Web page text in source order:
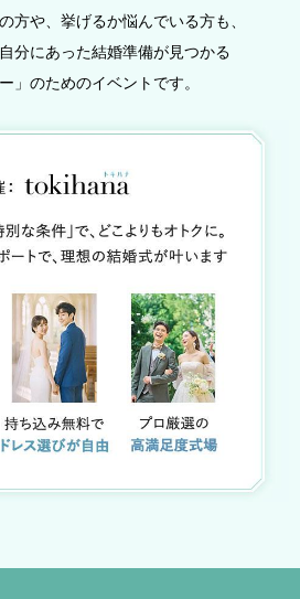
方や、挙げるか悩んでいる方も、
分にあった結婚準備が見つかる
」の​ための​イベントです。